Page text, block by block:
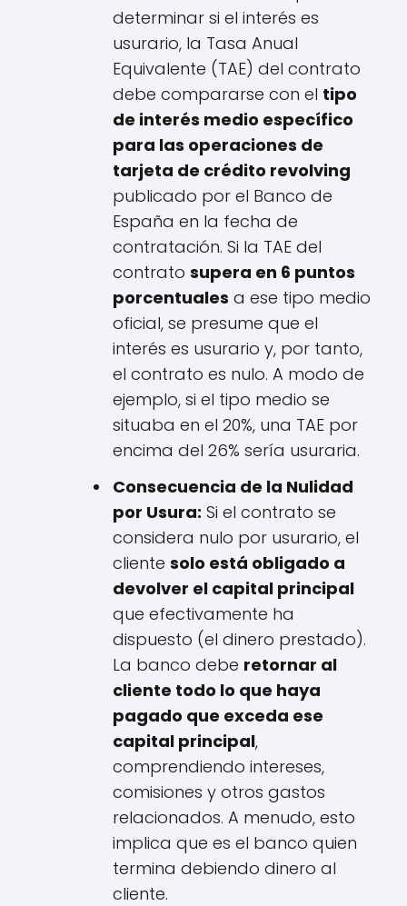
determinar si el interés es
usurario, la Tasa Anual
Equivalente (TAE) del contrato
debe compararse con el tipo
de interés medio específico
para las operaciones de
tarjeta de crédito revolving
publicado por el Banco de
España en la fecha de
contratación. Si la TAE del
contrato supera en 6 puntos
porcentuales a ese tipo medio
oficial, se presume que el
interés es usurario y, por tanto,
el contrato es nulo. A modo de
ejemplo, si el tipo medio se
situaba en el 20%, una TAE por
encima del 26% sería usuraria.
Consecuencia de la Nulidad
por Usura: Si el contrato se
considera nulo por usurario, el
cliente solo está obligado a
devolver el capital principal
que efectivamente ha
dispuesto (el dinero prestado).
La banco debe retornar al
cliente todo lo que haya
pagado que exceda ese
capital principal,
comprendiendo intereses,
comisiones y otros gastos
relacionados. A menudo, esto
implica que es el banco quien
termina debiendo dinero al
cliente.